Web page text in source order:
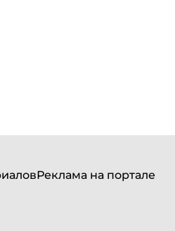
Реклама на портале